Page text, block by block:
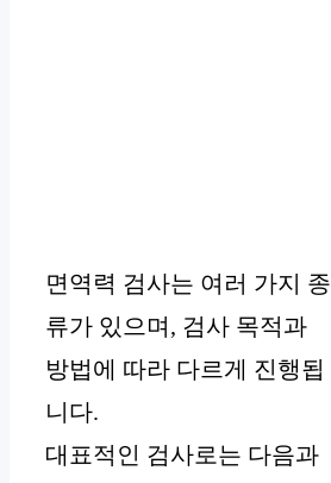
면역력 검사는 여러 가지 종
류가 있으며, 검사 목적과
방법에 따라 다르게 진행됩
니다.
대표적인 검사로는 다음과